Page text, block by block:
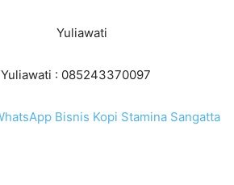
Yuliawati : 085243370097